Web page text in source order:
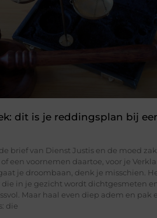
dit is je reddingsplan bij
brief van Dienst Justis en de moed
een voornemen daartoe, voor je
je droombaan, denk je misschien.
in je gezicht wordt dichtgesmeten
Maar haal even diep adem en pak
die